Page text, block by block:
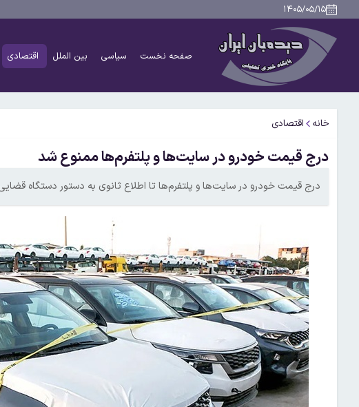
۱۴۰۵/۰۵/۱۵
صفحه نخست سیاسی بین الملل اقتصادی
خانه اقتصادی
درج قیمت خودرو در سایت‌ها و پلتفرم‌ها ممنوع شد
درج قیمت خودرو در سایت‌ها و پلتفرم‌ها تا اطلاع ثانوی به دستور دستگاه